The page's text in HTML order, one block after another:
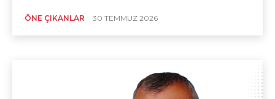
ÖNE ÇIKANLAR 30 TEMMUZ 2026